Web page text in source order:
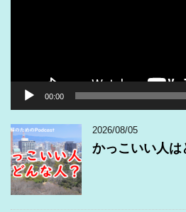
00:00
2026/08/05
かっこいい人は